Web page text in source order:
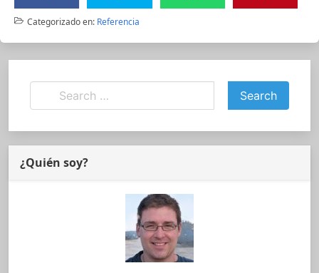
Categorizado en: Referencia
¿Quién soy?